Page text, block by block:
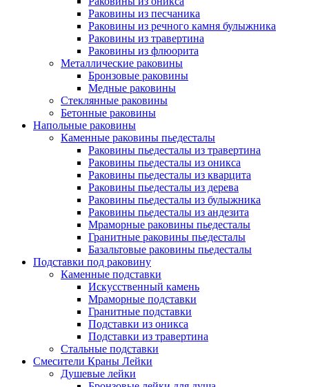
Раковины из песчаника
Раковины из речного камня булыжника
Раковины из травертина
Раковины из флюорита
Металлические раковины
Бронзовые раковины
Медные раковины
Стеклянные раковины
Бетонные раковины
Напольные раковины
Каменные раковины пьедесталы
Раковины пьедесталы из травертина
Раковины пьедесталы из оникса
Раковины пьедесталы из кварцита
Раковины пьедесталы из дерева
Раковины пьедесталы из булыжника
Раковины пьедесталы из андезита
Мраморные раковины пьедесталы
Гранитные раковины пьедесталы
Базальтовые раковины пьедесталы
Подставки под раковину
Каменные подставки
Искусственный камень
Мраморные подставки
Гранитные подставки
Подставки из оникса
Подставки из травертина
Стальные подставки
Смесители Краны Лейки
Душевые лейки